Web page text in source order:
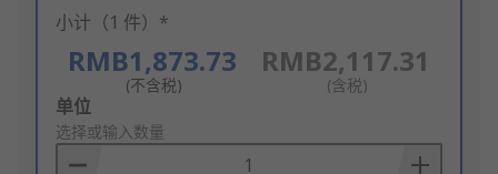
小计（1 件）*
RMB1,873.73
(不含税)
RMB2,117.31
(含税)
Add
to
Basket
单位
选择或输入数量